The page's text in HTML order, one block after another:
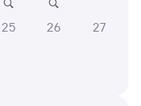
25 26 27